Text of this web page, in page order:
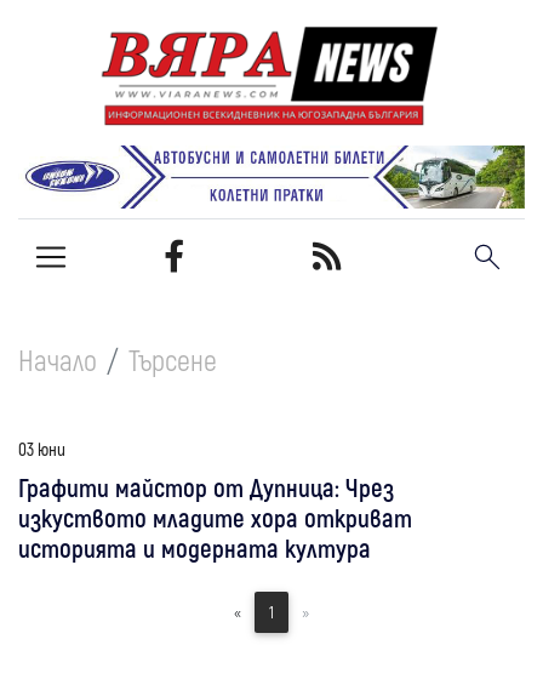
Начало Търсене
03 юни
Графити майстор от Дупница: Чрез
изкуството младите хора откриват
историята и модерната култура
« 1 »